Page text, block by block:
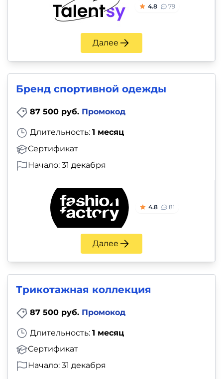
4.8 79
Далее
Бренд спортивной одежды
87 500 руб. Промокод
Длительность: 1 месяц
Сертификат
Начало: 31 декабря
4.8 81
Далее
Трикотажная коллекция
87 500 руб. Промокод
Длительность: 1 месяц
Сертификат
Начало: 31 декабря